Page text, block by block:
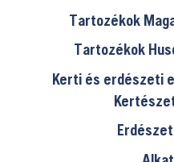
Tartozékok
Tartozékok
Kerti és erdészeti